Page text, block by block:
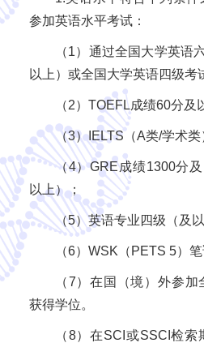
参加英语水平考试：
（1）通过全国大学英语
以上）或全国大学英语四级考
（2）TOEFL成绩60分及
（3）IELTS（A类/学术类
（4）GRE成绩1300分
以上）；
（5）英语专业四级（及
（6）WSK（PETS 5）
（7）在国（境）外参
获得学位。
（8）在SCI或SSCI检